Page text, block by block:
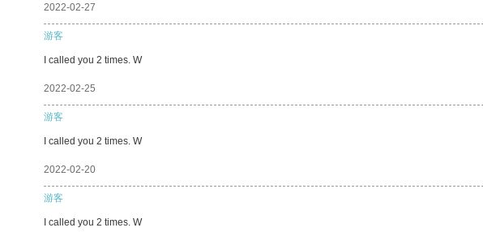
2022-02-27
游客
I called you 2 times. W
2022-02-25
游客
I called you 2 times. W
2022-02-20
游客
I called you 2 times. W